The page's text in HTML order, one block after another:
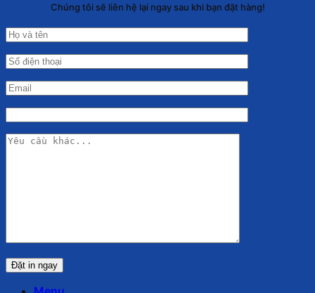
Chúng tôi sẽ liên hệ lại ngay sau khi bạn đặt hàng!